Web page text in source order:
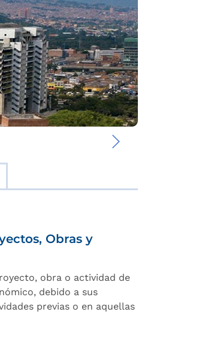
›
Obras y
obra o actividad de
debido a sus
previas o en aquellas